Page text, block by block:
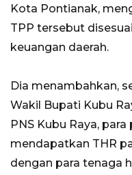
Kota Pontianak,
TPP tersebut
keuangan daerah.
Dia menambahkan,
Wakil Bupati Kubu
PNS Kubu Raya,
mendapatkan THR
dengan para tenaga